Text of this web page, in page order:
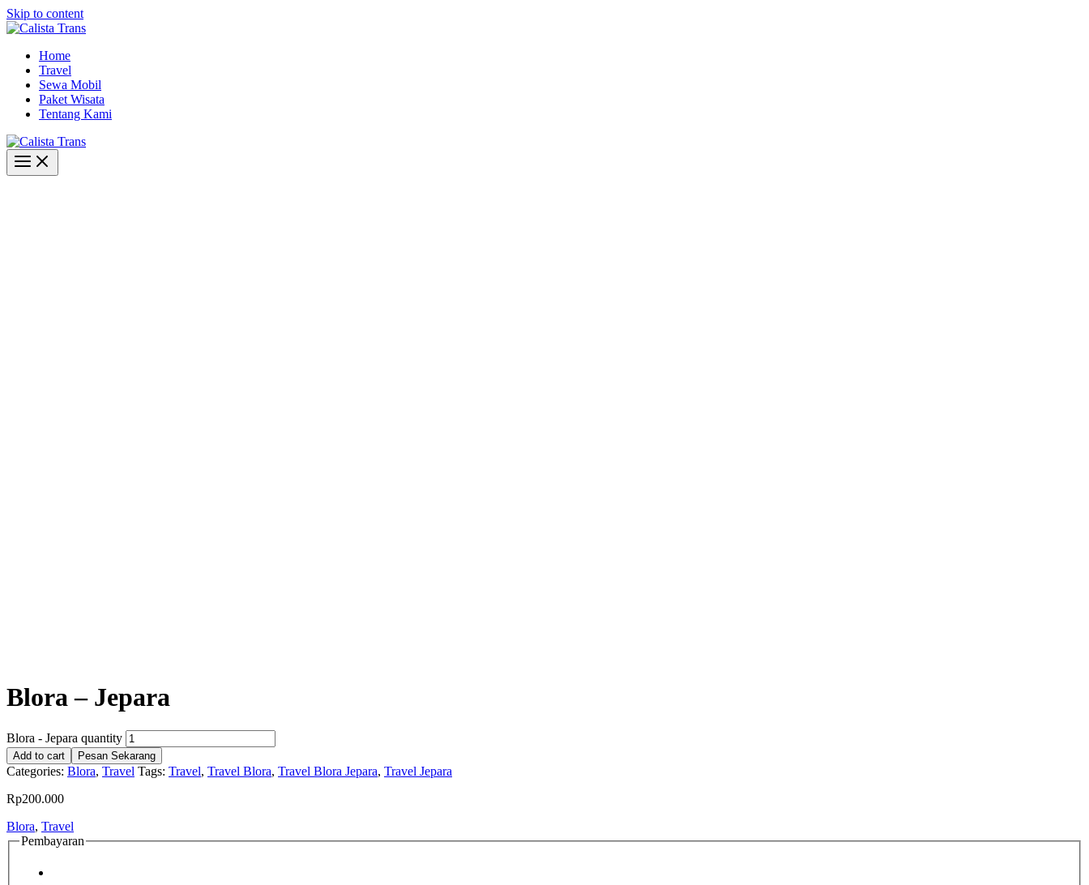
Skip to content
Home
Travel
Sewa Mobil
Paket Wisata
Tentang Kami
Blora – Jepara
Blora - Jepara quantity
Add to cart Pesan Sekarang
Categories: Blora, Travel Tags: Travel, Travel Blora, Travel Blora Jepara, Travel Jepara
Rp200.000
Blora, Travel
Pembayaran